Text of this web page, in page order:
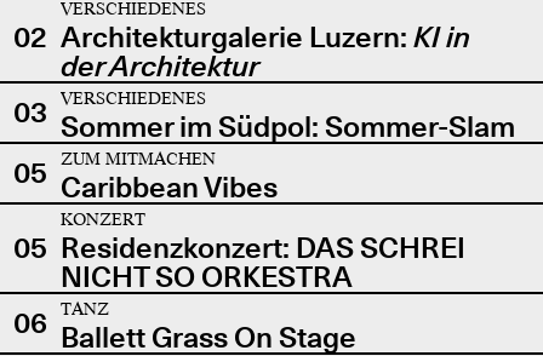
02
VERSCHIEDENES
Architekturgalerie Luzern: KI in
der Architektur
03
VERSCHIEDENES
Sommer im Südpol: Sommer-Slam
05
ZUM MITMACHEN
Caribbean Vibes
05
KONZERT
Residenzkonzert: DAS SCHREI
NICHT SO ORKESTRA
06
TANZ
Ballett Grass On Stage